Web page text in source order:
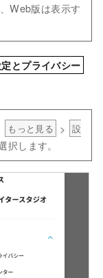
Web版は表示す
とプライバシー
もっと見る > 設
択します。